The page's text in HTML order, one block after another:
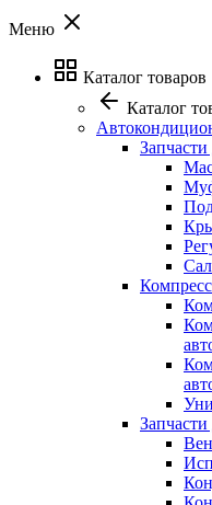
Меню
Каталог товаров
Каталог